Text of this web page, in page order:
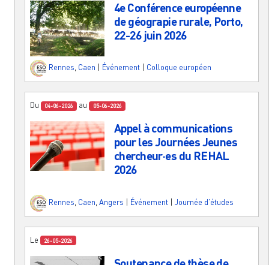
4e Conférence européenne
de géograpie rurale, Porto,
22-26 juin 2026
Rennes, Caen Événement Colloque européen
Du 04-06-2026 au 05-06-2026
Appel à communications
pour les Journées Jeunes
chercheur·es du REHAL
2026
Rennes Caen Angers Événement Journée d'études
Le 26-05-2026